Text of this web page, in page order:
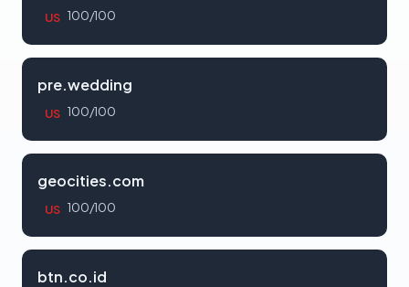
US 100/100
pre.wedding
US 100/100
geocities.com
US 100/100
btn.co.id